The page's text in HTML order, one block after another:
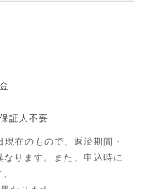
証人不要
在のもので、返済期間・
ります。また、申込時に